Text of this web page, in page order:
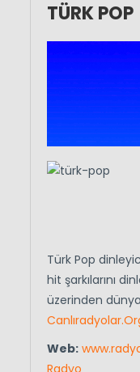
TÜRK POP
Türk Pop
hit şarkılarını
üzerinden
Web: